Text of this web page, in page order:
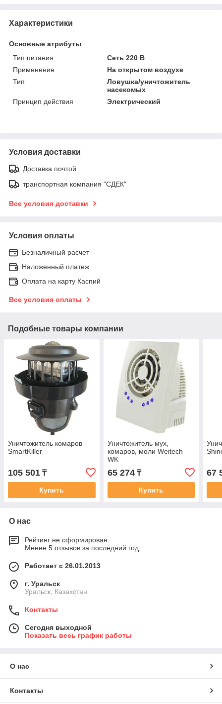
Характеристики
Основные атрибуты
Тип питания
Сеть 220 В
Применение
На открытом воздухе
Тип
Ловушка/уничтожитель
насекомых
Принцип действия
Электрический
Условия доставки
Доставка почтой
транспортная компания "СДЕК"
Все условия доставки
Условия оплаты
Безналичный расчет
Наложенный платеж
Оплата на карту Каспий
Все условия оплаты
Подобные товары компании
Уничтожитель комаров
SmartKiller
105 501 ₸
Купить
Уничтожитель мух,
комаров, моли Weitech
WK
65 274₸
Купить
67
О нас
Рейтинг не сформирован
Менее 5 отзывов за последний год
Работает с 26.01.2013
г. Уральск
Уральск, Казахстан
Контакты
Сегодня выходной
Показать весь график работы
О нас
Контакты